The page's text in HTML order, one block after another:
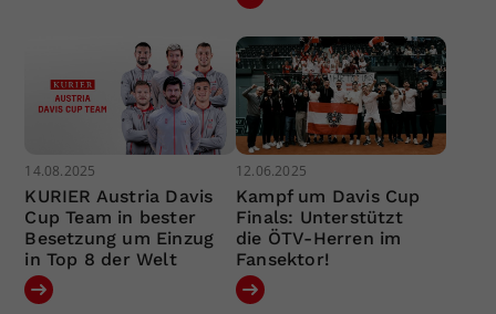
14.08.2025
KURIER Austria Davis
Cup Team in bester
Besetzung um Einzug
in Top 8 der Welt
12.06.2025
Kampf um Davis Cup
Finals: Unterstützt
die ÖTV-Herren im
Fansektor!